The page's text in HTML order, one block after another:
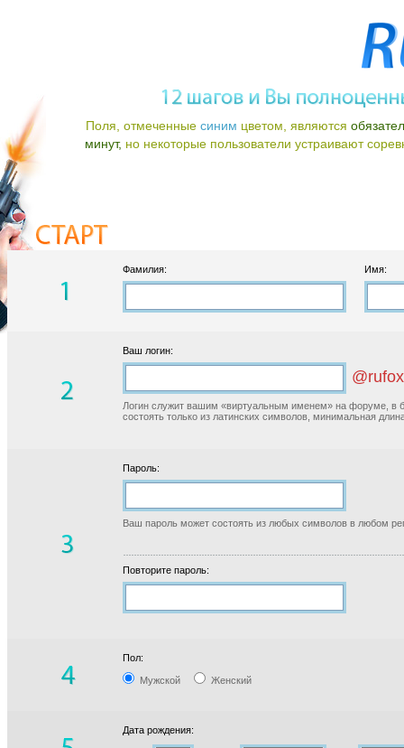
Поля, отмеченные синим цветом, являются
минут, но некоторые пользователи устраивают
Фамилия: Имя:
Ваш логин:
Логин служит вашим «виртуальным именем» на форуме, в
состоять только из латинских символов, минимальная
Пароль:
Ваш пароль может состоять из любых символов в любом
Повторите пароль:
Пол:
Мужской Женский
Дата рождения: